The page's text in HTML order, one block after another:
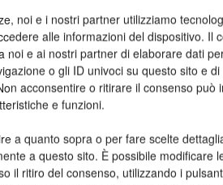
noi e i nostri partner utilizziamo
alle informazioni del dispositivo. Il
noi e ai nostri partner di elaborare dati
o gli ID univoci su questo sito e
acconsentire o ritirare il consenso può
e funzioni.
a quanto sopra o per fare scelte
a questo sito. È possibile modificare
il ritiro del consenso, utilizzando i
a Labelexpo 2025:
su misura per mercati
09/2025